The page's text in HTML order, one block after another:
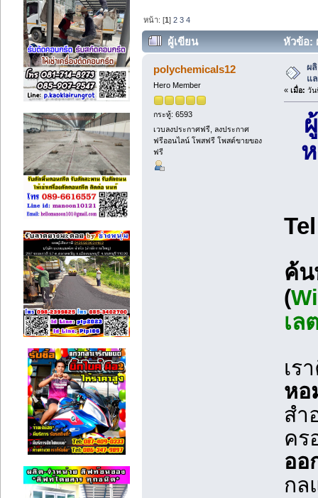
หน้า: [1]2 3 4
ผู้เขียน
หัวข้อ:
ครั้ง)
polychemicals12
Hero Member
กระทู้: 6593
เวบลงประกาศฟรี, ลงประกาศ
ฟรีออนไลน์ โพสฟรี โพสต์ขายของ
ฟรี
ผ
แ
« เมื่อ: วัน
ค้
(
เล
เร
หอ
สำ
คร
ออ
กล